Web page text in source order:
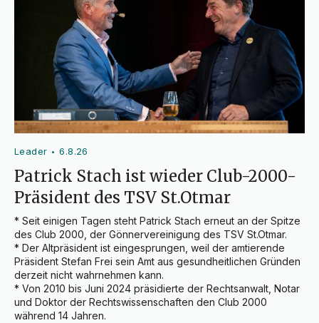
Leader •6.8.26
Patrick Stach ist wieder Club-2000-
Präsident des TSV St.Otmar
* Seit einigen Tagen steht Patrick Stach erneut an der Spitze
des Club 2000, der Gönnervereinigung des TSV St.Otmar.
* Der Altpräsident ist eingesprungen, weil der amtierende
Präsident Stefan Frei sein Amt aus gesundheitlichen Gründen
derzeit nicht wahrnehmen kann.
* Von 2010 bis Juni 2024 präsidierte der Rechtsanwalt, Notar
und Doktor der Rechtswissenschaften den Club 2000
während 14 Jahren.